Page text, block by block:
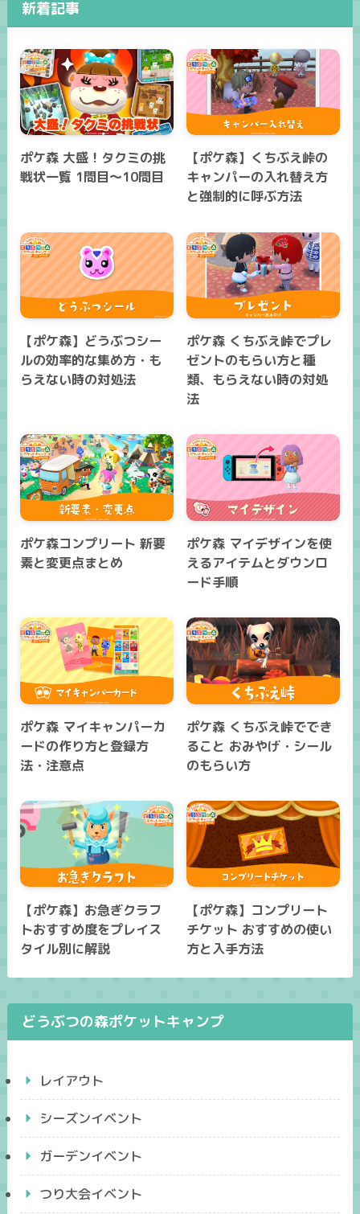
新着記事
ポケ森 大盛！タクミの挑
戦状一覧 1問目～10問目
【ポケ森】くちぶえ峠の
キャンパーの入れ替え方
と強制的に呼ぶ方法
【ポケ森】どうぶつシー
ルの効率的な集め方・も
らえない時の対処法
ポケ森 くちぶえ峠でプレ
ゼントのもらい方と種
類、もらえない時の対処
法
ポケ森コンプリート 新要
素と変更点まとめ
ポケ森 マイデザインを使
えるアイテムとダウンロ
ード手順
ポケ森 マイキャンパーカ
ードの作り方と登録方
法・注意点
ポケ森 くちぶえ峠ででき
ること おみやげ・シール
のもらい方
【ポケ森】お急ぎクラフ
トおすすめ度をプレイス
タイル別に解説
【ポケ森】コンプリート
チケット おすすめの使い
方と入手方法
どうぶつの森ポケットキャンプ
レイアウト
シーズンイベント
ガーデンイベント
つり大会イベント